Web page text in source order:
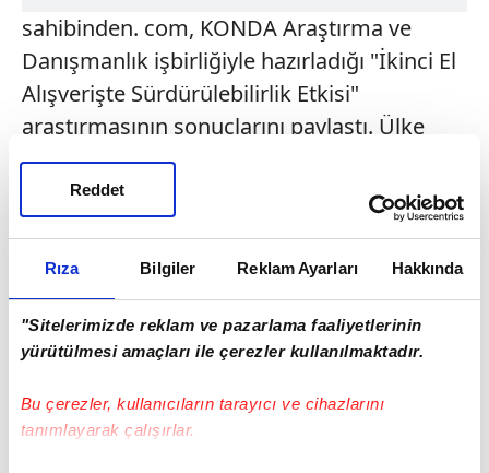
Rıza Bilgiler Reklam Ayarları Hakkında
"Sitelerimizde reklam ve pazarlama faaliyetlerinin
yürütülmesi amaçları ile çerezler kullanılmaktadır.
Bu çerezler, kullanıcıların tarayıcı ve cihazlarını
tanımlayarak çalışırlar.
Reddet
sahibinden. com, KONDA Araştırma ve
Danışmanlık işbirliğiyle hazırladığı "İkinci El
Alışverişte Sürdürülebilirlik Etkisi"
araştırmasının sonuçlarını paylaştı. Ülke
genelinde 28 ilde 2 bin 700 kişiyle yapılan
araştırma, Türkiye'de neredeyse her iki
kişiden birinin, bir yıl içinde ikinci el ürün
almış veya satmış olduğunu ortaya koydu.
son bir yıl içinde ikinci el alışveriş yaptı.
Gençler online, büyükler geleneksel
pazarında en yoğun hareketliliğin cep